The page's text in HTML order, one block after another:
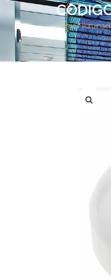
Home/